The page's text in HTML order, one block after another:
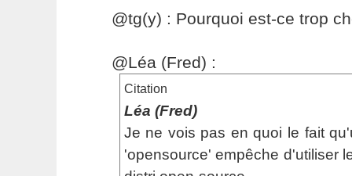
@tg(y) : Pourquoi est-ce trop
@Léa (Fred) :
Citation
Léa (Fred)
Je ne vois pas en quoi le fait
'opensource' empêche d'utiliser